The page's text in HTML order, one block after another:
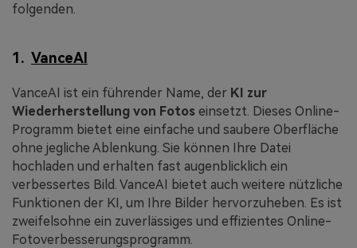
folgenden.
1. VanceAI
VanceAI ist ein führender Name, der KI zur
Wiederherstellung von Fotos einsetzt. Dieses Online-
Programm bietet eine einfache und saubere Oberfläche
ohne jegliche Ablenkung. Sie können Ihre Datei
hochladen und erhalten fast augenblicklich ein
verbessertes Bild. VanceAI bietet auch weitere nützliche
Funktionen der KI, um Ihre Bilder hervorzuheben. Es ist
zweifelsohne ein zuverlässiges und effizientes Online-
Fotoverbesserungsprogramm.